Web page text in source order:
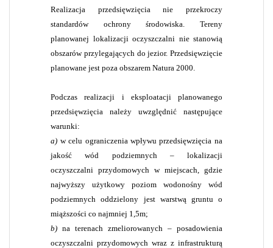
Realizacja przedsięwzięcia nie przekroczy
standardów ochrony środowiska. Tereny
planowanej lokalizacji oczyszczalni nie stanowią
obszarów przylegających do jezior. Przedsięwzięcie
planowane jest poza obszarem Natura 2000.
Podczas realizacji i eksploatacji planowanego
przedsięwzięcia należy uwzględnić następujące
warunki:
a) w celu ograniczenia wpływu przedsięwzięcia na
jakość wód podziemnych – lokalizacji
oczyszczalni przydomowych w miejscach, gdzie
najwyższy użytkowy poziom wodonośny wód
podziemnych oddzielony jest warstwą gruntu o
miąższości co najmniej 1,5m;
b)na terenach zmeliorowanych – posadowienia
oczyszczalni przydomowych wraz z infrastrukturą